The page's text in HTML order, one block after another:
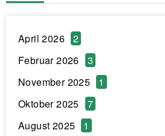
April 2026
2
Februar 2026
3
November 2025
1
Oktober 2025
7
August 2025
1